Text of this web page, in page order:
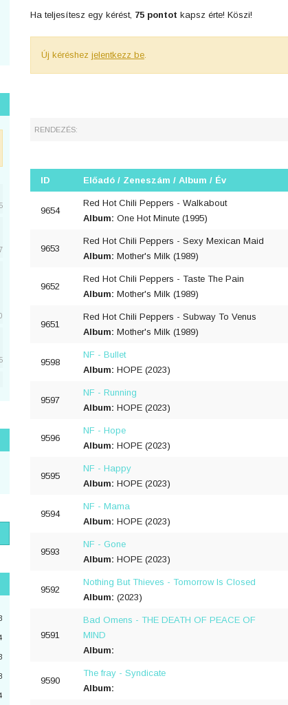
Ha teljesítesz egy kérést, 75 pontot kapsz érte! Köszi!
Új kéréshez jelentkezz be.
RENDEZÉS:
ID Előadó / Zeneszám / Album / Év
9654
Red Hot Chili Peppers - Walkabout
Album: One Hot Minute (1995)
9653
Red Hot Chili Peppers - Sexy Mexican Maid
Album: Mother's Milk (1989)
9652
Red Hot Chili Peppers - Taste The Pain
Album: Mother's Milk (1989)
9651
Red Hot Chili Peppers - Subway To Venus
Album: Mother's Milk (1989)
9598
NF - Bullet
Album: HOPE (2023)
9597
NF - Running
Album: HOPE (2023)
9596
NF - Hope
Album: HOPE (2023)
9595
NF - Happy
Album: HOPE (2023)
9594
NF - Mama
Album: HOPE (2023)
9593
NF - Gone
Album: HOPE (2023)
9592
Nothing But Thieves - Tomorrow Is Closed
Album: (2023)
9591
Bad Omens - THE DEATH OF PEACE OF
MIND
Album:
9590
The fray - Syndicate
Album: